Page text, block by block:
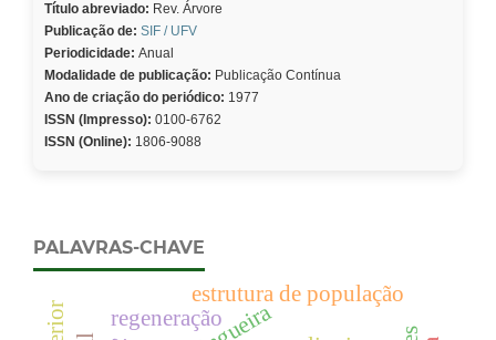
Título abreviado: Rev. Árvore
Publicação de: SIF / UFV
Periodicidade: Anual
Modalidade de publicação: Publicação Contínua
Ano de criação do periódico: 1977
ISSN (Impresso): 0100-6762
ISSN (Online): 1806-9088
PALAVRAS-CHAVE
estrutura de população
regeneração